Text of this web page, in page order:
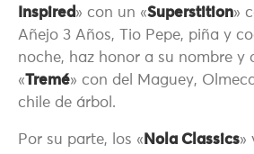
Inspired» con un «Superstition»
Añejo 3 Años, Tio Pepe, piña y
noche, haz honor a su nombre y
«Tremé» con del Maguey,
chile de árbol.
Por su parte, los « Nola Classics»